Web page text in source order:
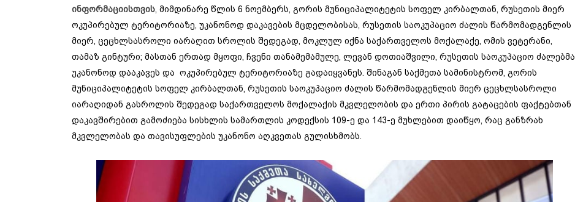
ინფორმაციისთვის, მიმდინარე წლის 6 ნოემბერს, გორის მუნიციპალიტეტის სოფელ კირბალთან, რუსეთის მიერ
ოკუპირებულ ტერიტორიაზე, უკანონოდ დაკავების მცდელობისას, რუსეთის საოკუპაციო ძალის წარმომადგენლის
მიერ, ცეცხლსასროლი იარაღით სროლის შედეგად, მოკლულ იქნა საქართველოს მოქალაქე, ომის ვეტერანი,
თამაზ გინტური; მასთან ერთად მყოფი, ჩვენი თანამემამულე, ლევან დოთიაშვილი, რუსეთის საოკუპაციო ძალებმა
უკანონოდ დააკავეს და ოკუპირებულ ტერიტორიაზე გადაიყვანეს. შინაგან საქმეთა სამინისტრომ, გორის
მუნიციპალიტეტის სოფელ კირბალთან, რუსეთის საოკუპაციო ძალის წარმომადგენლის მიერ ცეცხლსასროლი
იარაღიდან გასროლის შედეგად საქართველოს მოქალაქის მკვლელობის და ერთი პირის გატაცების ფაქტებთან
დაკავშირებით გამოძიება სისხლის სამართლის კოდექსის 109-ე და 143-ე მუხლებით დაიწყო, რაც განზრახ
მკვლელობას და თავისუფლების უკანონო აღკვეთას გულისხმობს.